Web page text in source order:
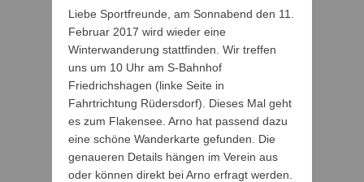
Liebe Sportfreunde, am Sonnabend den 11.
Februar 2017 wird wieder eine
Winterwanderung stattfinden. Wir treffen
uns um 10 Uhr am S-Bahnhof
Friedrichshagen (linke Seite in
Fahrtrichtung Rüdersdorf). Dieses Mal geht
es zum Flakensee. Arno hat passend dazu
eine schöne Wanderkarte gefunden. Die
genaueren Details hängen im Verein aus
oder können direkt bei Arno erfragt werden.